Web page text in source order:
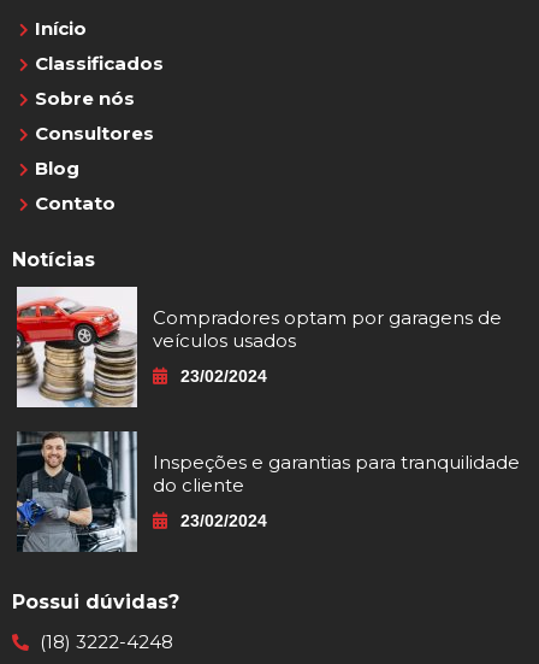
Início
Classificados
Sobre nós
Consultores
Blog
Contato
Notícias
Compradores optam por garagens de
veículos usados
23/02/2024
Inspeções e garantias para tranquilidade
do cliente
23/02/2024
Possui dúvidas?
(18) 3222-4248